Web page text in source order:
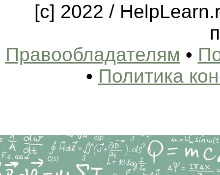
[c] 2022 /
Правообладателям •
• Политика